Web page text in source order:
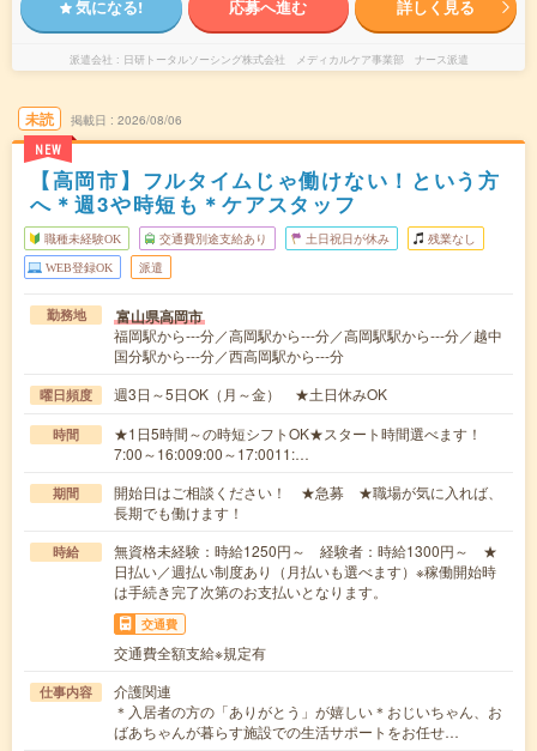
気になる! 応募へ進む 詳しく見る
派遣会社 日研トータルソーシング株式会社 メディカルケア事業部 ナース派遣
未読
NEW
掲載日 2026/08/06
【高岡市】フルタイムじゃ働けない！という方
へ＊週3や時短も＊ケアスタッフ
職種未経験OK 交通費別途支給あり 土日祝日が休み 残業なし
WEB登録OK 派遣
勤務地 富山県高岡市
福岡駅から---分／高岡駅から---分／高岡駅駅から---分／越中
国分駅から---分／西高岡駅から---分
曜日頻度 週3日～5日OK（月～金） ★土日休みOK
時間
★1日5時間～の時短シフトOK★スタート時間選べます！
7:00～16:009:00～17:0011:…
期間
開始日はご相談ください！ ★急募 ★職場が気に入れば、
長期でも働けます！
時給
無資格未経験：時給1250円～ 経験者：時給1300円～ ★
日払い／週払い制度あり（月払いも選べます）※稼働開始時
は手続き完了次第のお支払いとなります。
交通費
交通費全額支給※規定有
仕事内容
介護関連
＊入居者の方の「ありがとう」が嬉しい＊おじいちゃん、お
ばあちゃんが暮らす施設での生活サポートをお任せ…